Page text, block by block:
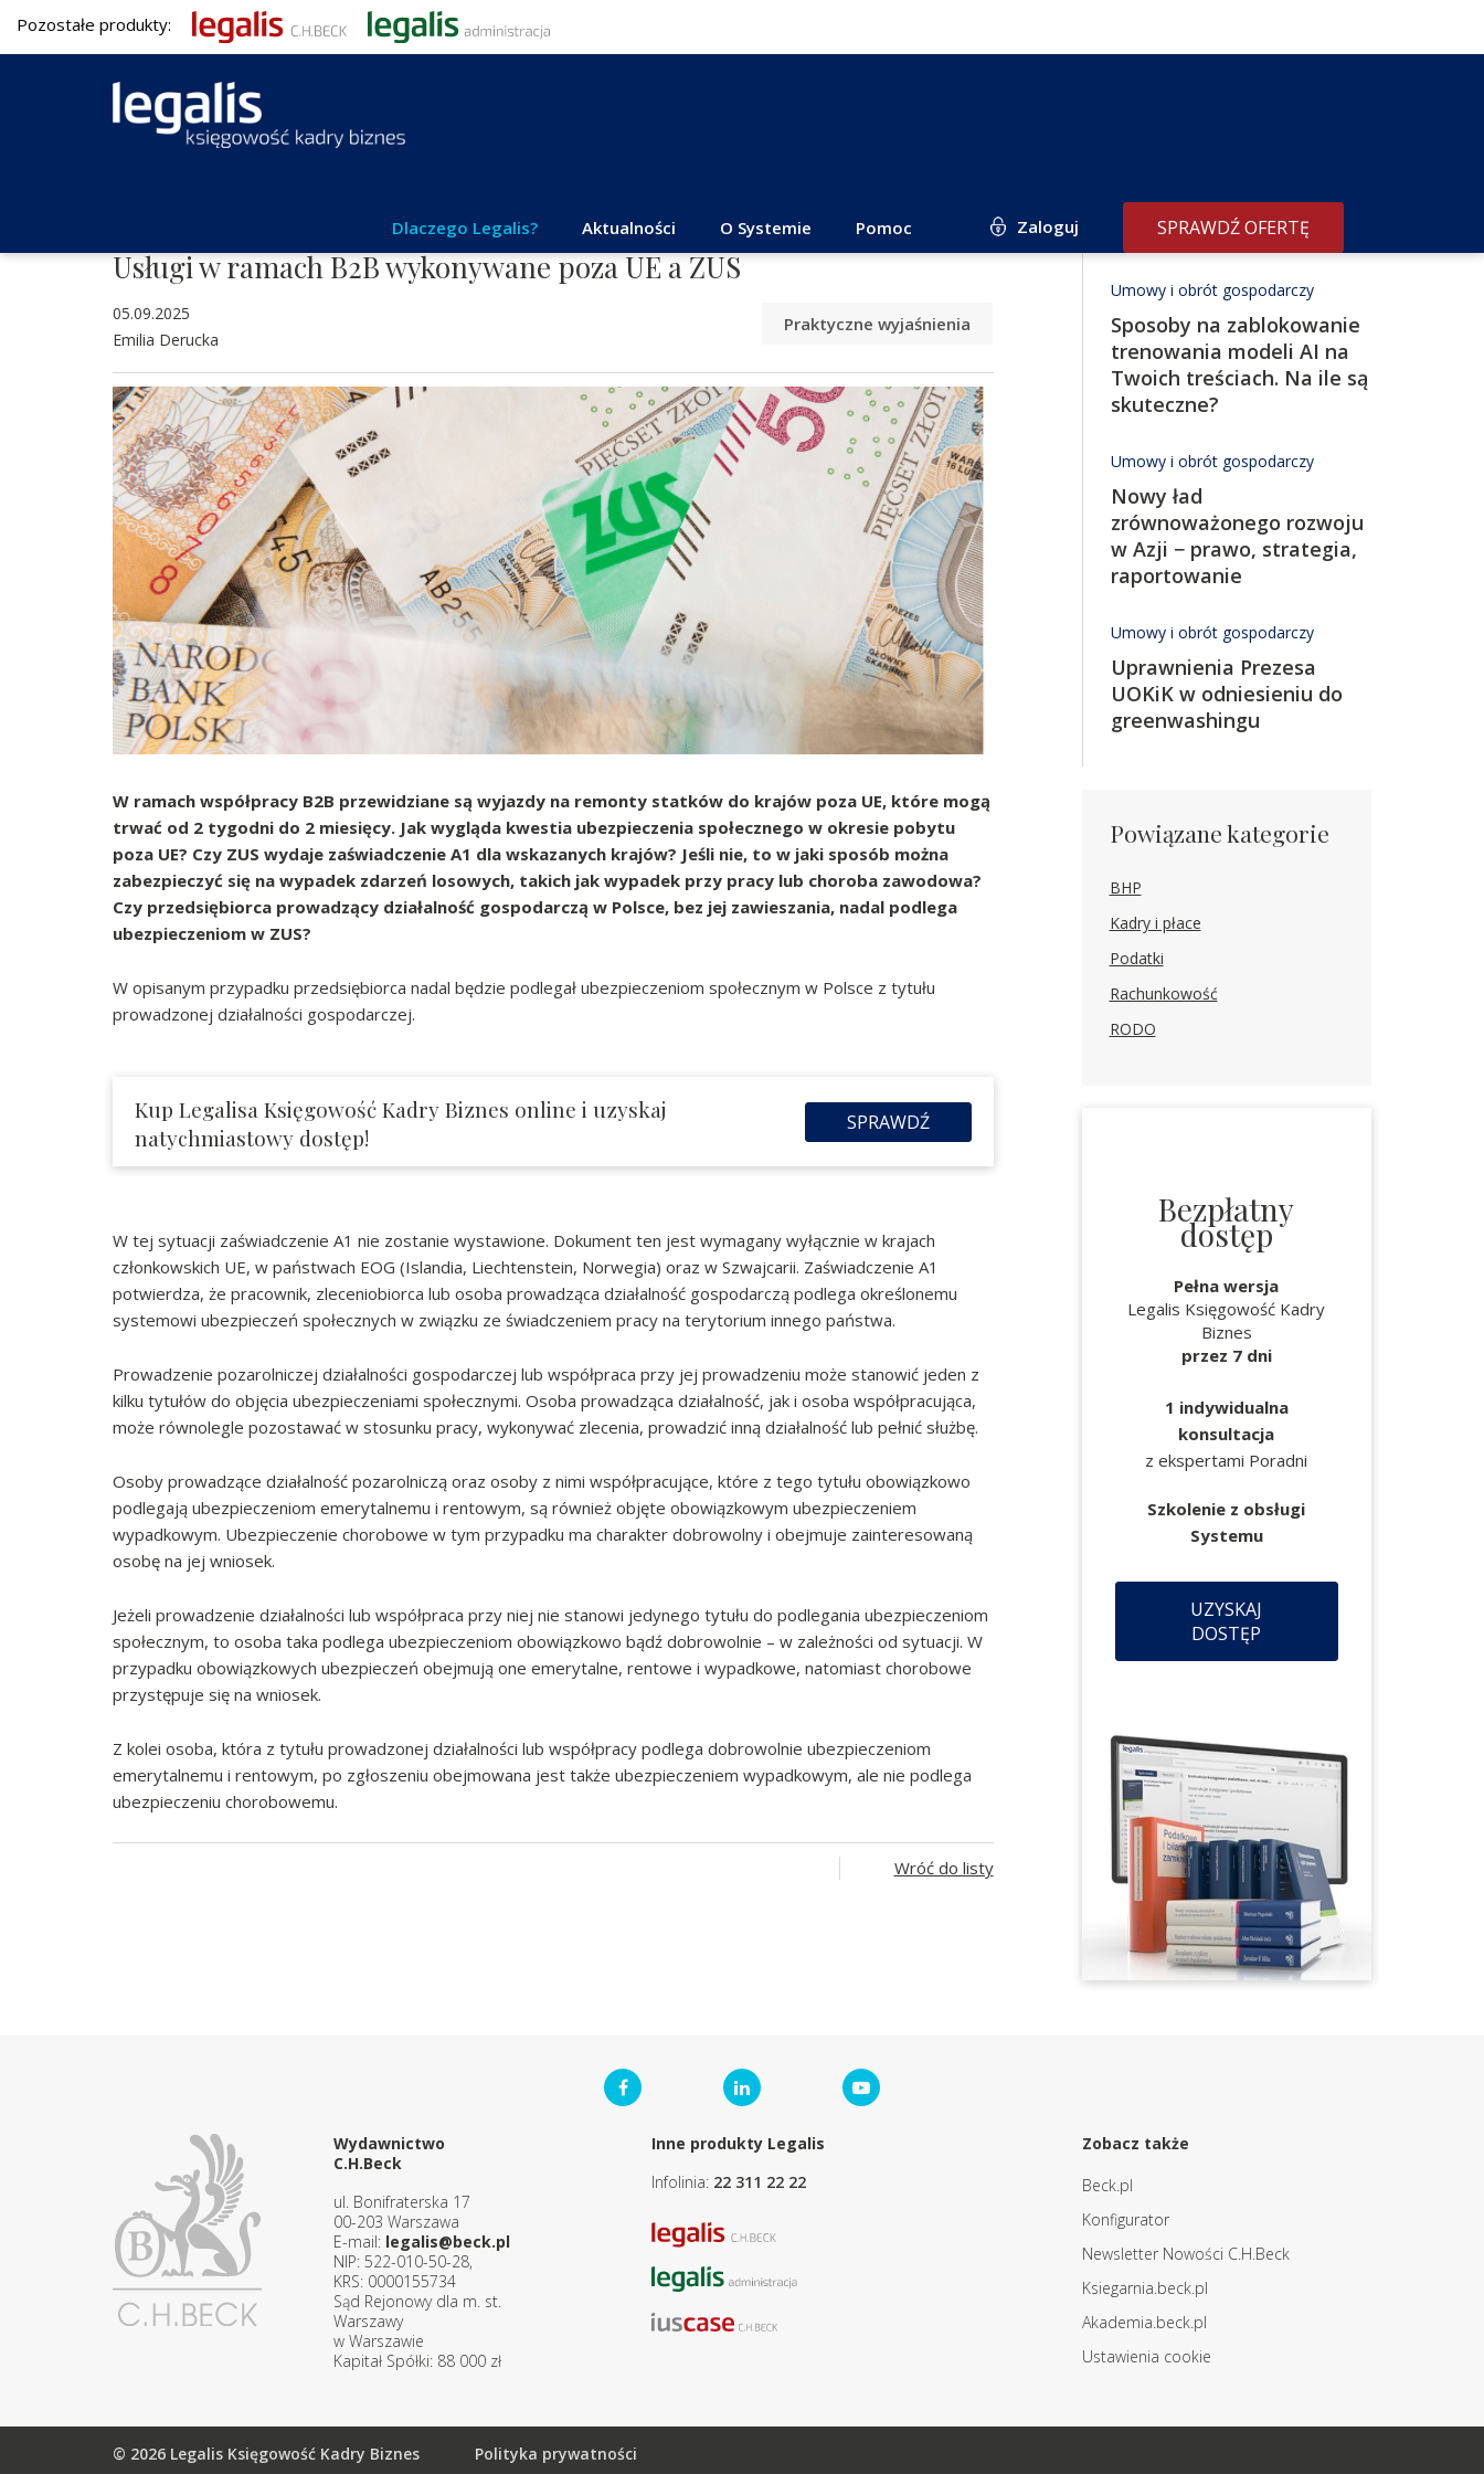
Pozostałe produkty:
Dlaczego Legalis? Aktualności O Systemie Pomoc Zaloguj SPRAWDŹ OFERTĘ
Usługi w ramach B2B wykonywane poza UE a ZUS
05.09.2025
Emilia Derucka
Praktyczne wyjaśnienia
W ramach współpracy B2B przewidziane są wyjazdy na remonty statków do krajów poza UE, które mogą
trwać od 2 tygodni do 2 miesięcy. Jak wygląda kwestia ubezpieczenia społecznego w okresie pobytu
poza UE? Czy ZUS wydaje zaświadczenie A1 dla wskazanych krajów? Jeśli nie, to w jaki sposób można
zabezpieczyć się na wypadek zdarzeń losowych, takich jak wypadek przy pracy lub choroba zawodowa?
Czy przedsiębiorca prowadzący działalność gospodarczą w Polsce, bez jej zawieszania, nadal podlega
ubezpieczeniom w ZUS?
W opisanym przypadku przedsiębiorca nadal będzie podlegał ubezpieczeniom społecznym w Polsce z tytułu
prowadzonej działalności gospodarczej.
Kup Legalisa Księgowość Kadry Biznes online i uzyskaj
natychmiastowy dostęp!
SPRAWDŹ
W tej sytuacji zaświadczenie A1 nie zostanie wystawione. Dokument ten jest wymagany wyłącznie w krajach
członkowskich UE, w państwach EOG (Islandia, Liechtenstein, Norwegia) oraz w Szwajcarii. Zaświadczenie A1
potwierdza, że pracownik, zleceniobiorca lub osoba prowadząca działalność gospodarczą podlega określonemu
systemowi ubezpieczeń społecznych w związku ze świadczeniem pracy na terytorium innego państwa.
Prowadzenie pozarolniczej działalności gospodarczej lub współpraca przy jej prowadzeniu może stanowić jeden z
kilku tytułów do objęcia ubezpieczeniami społecznymi. Osoba prowadząca działalność, jak i osoba współpracująca,
może równolegle pozostawać w stosunku pracy, wykonywać zlecenia, prowadzić inną działalność lub pełnić służbę.
Osoby prowadzące działalność pozarolniczą oraz osoby z nimi współpracujące, które z tego tytułu obowiązkowo
podlegają ubezpieczeniom emerytalnemu i rentowym, są również objęte obowiązkowym ubezpieczeniem
wypadkowym. Ubezpieczenie chorobowe w tym przypadku ma charakter dobrowolny i obejmuje zainteresowaną
osobę na jej wniosek.
Jeżeli prowadzenie działalności lub współpraca przy niej nie stanowi jedynego tytułu do podlegania ubezpieczeniom
społecznym, to osoba taka podlega ubezpieczeniom obowiązkowo bądź dobrowolnie – w zależności od sytuacji. W
przypadku obowiązkowych ubezpieczeń obejmują one emerytalne, rentowe i wypadkowe, natomiast chorobowe
przystępuje się na wniosek.
Z kolei osoba, która z tytułu prowadzonej działalności lub współpracy podlega dobrowolnie ubezpieczeniom
emerytalnemu i rentowym, po zgłoszeniu obejmowana jest także ubezpieczeniem wypadkowym, ale nie podlega
ubezpieczeniu chorobowemu.
Wróć do listy
Redakcja poleca
Umowy i obrót gospodarczy
Sposoby na zablokowanie
trenowania modeli AI na
Twoich treściach. Na ile są
skuteczne?
Umowy i obrót gospodarczy
Nowy ład
zrównoważonego rozwoju
w Azji − prawo, strategia,
raportowanie
Umowy i obrót gospodarczy
Uprawnienia Prezesa
UOKiK w odniesieniu do
greenwashingu
Powiązane kategorie
BHP
Kadry i płace
Podatki
Rachunkowość
RODO
Bezpłatny
dostęp
Pełna wersja
Legalis Księgowość Kadry
Biznes
przez 7 dni
1 indywidualna
konsultacja
z ekspertami Poradni
Szkolenie z obsługi
Systemu
UZYSKAJ
DOSTĘP
Wydawnictwo
C.H.Beck
ul. Bonifraterska 17
00-203 Warszawa
E-mail: legalis@beck.pl
NIP: 522-010-50-28,
KRS: 0000155734
Sąd Rejonowy dla m. st.
Warszawy
w Warszawie
Kapitał Spółki: 88 000 zł
Inne produkty Legalis
Infolinia: 22 311 22 22
Zobacz także
Beck.pl
Konfigurator
Newsletter Nowości C.H.Beck
Ksiegarnia.beck.pl
Akademia.beck.pl
Ustawienia cookie
© 2026 Legalis Księgowość Kadry Biznes Polityka prywatności